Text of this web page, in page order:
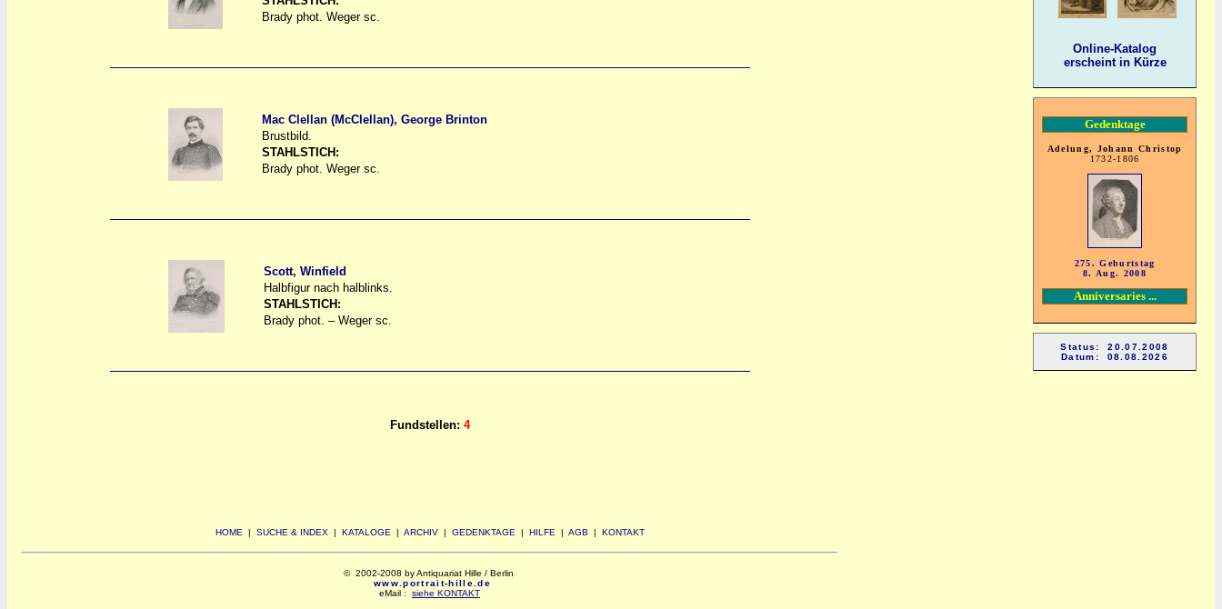
Online-Katalog
erscheint in Kürze
Gedenktage
Adelung, Johann Christop
1732-1806
275. Geburtstag
8. Aug. 2008
Anniversaries ...
Status: 20.07.2008
Datum: 08.08.2026
Brady phot. Weger sc.
Mac Clellan (McClellan), George Brinton
Brustbild.
STAHLSTICH:
Brady phot. Weger sc.
Scott, Winfield
Halbfigur nach halblinks.
STAHLSTICH:
Brady phot. – Weger sc.
Fundstellen: 4
HOME | SUCHE & INDEX | KATALOGE | ARCHIV| GEDENKTAGE | HILFE | AGB | KONTAKT
© 2002-2008 by Antiquariat Hille / Berlin
www.portrait-hille.de
eMail : siehe KONTAKT